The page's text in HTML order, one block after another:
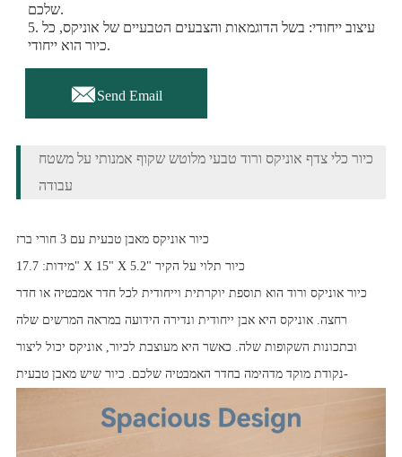
שלכם.
5. עיצוב ייחודי: בשל הדוגמאות והצבעים הטבעיים של אוניקס, כל
כיור הוא ייחודי.
Send Email
כיור כלי צדף אוניקס ורוד טבעי מלוטש שקוף אמנותי על משטח
עבודה
כיור אוניקס מאבן טבעית עם 3 חורי ברז
כיור אוניקס ורוד הוא תוספת יוקרתית וייחודית לכל חדר אמבטיה או חדר
רחצה. אוניקס היא אבן ייחודית ונדירה הידועה במראה המרשים שלה
ובתכונות השקופות שלה. כאשר היא מעוצבת לכיור, אוניקס יכול ליצור
נקודת מוקד מדהימה בחדר האמבטיה שלכם. כיור שיש מאבן טבעית-